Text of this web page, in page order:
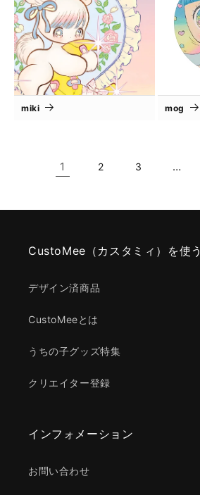
miki mog
1 2 3 …
CustoMee（カスタミィ）を使う
デザイン済商品
CustoMeeとは
うちの子グッズ特集
クリエイター登録
インフォメーション
お問い合わせ